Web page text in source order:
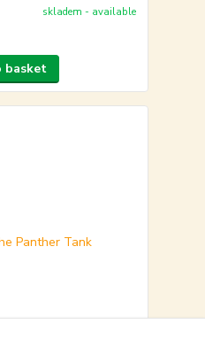
skladem - available
basket